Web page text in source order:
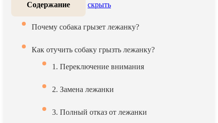
Содержание скрыть
Почему собака грызет лежанку?
Как отучить собаку грызть лежанку?
1. Переключение внимания
2. Замена лежанки
3. Полный отказ от лежанки